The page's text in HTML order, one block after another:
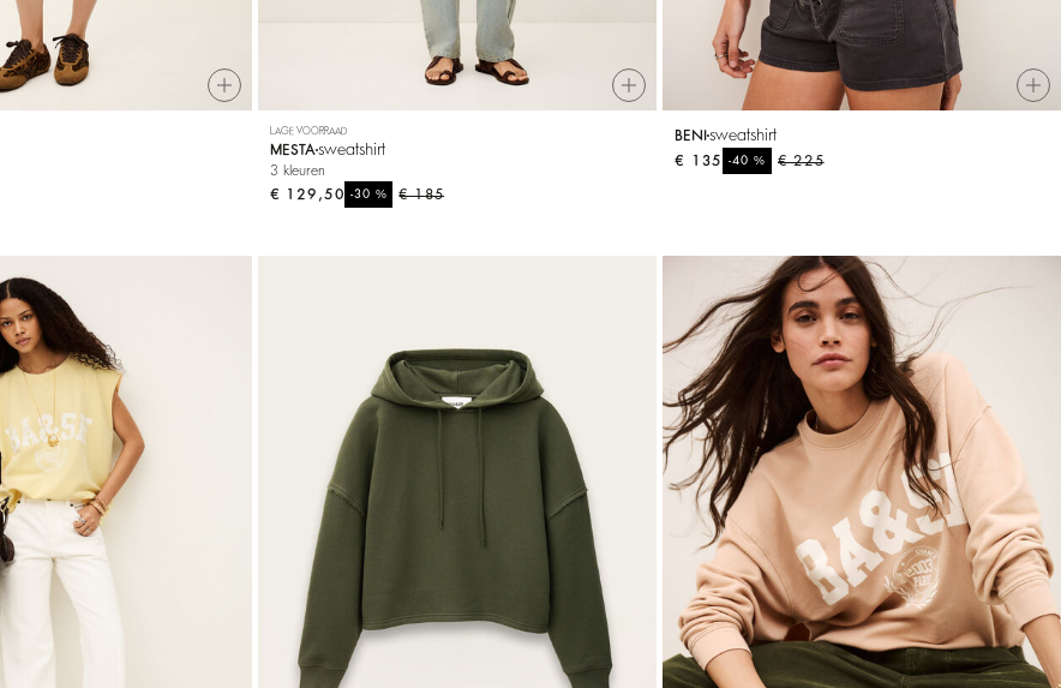
LAGE VOORRAAD
MESTA sweatshirt
3 kleuren
€ 185
-30 %
€ 129,50
BENI sweatshirt
€ 225
-40%
€ 135